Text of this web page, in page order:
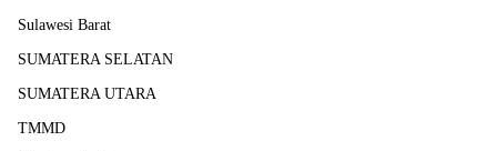
Sulawesi Barat
SUMATERA SELATAN
SUMATERA UTARA
TMMD